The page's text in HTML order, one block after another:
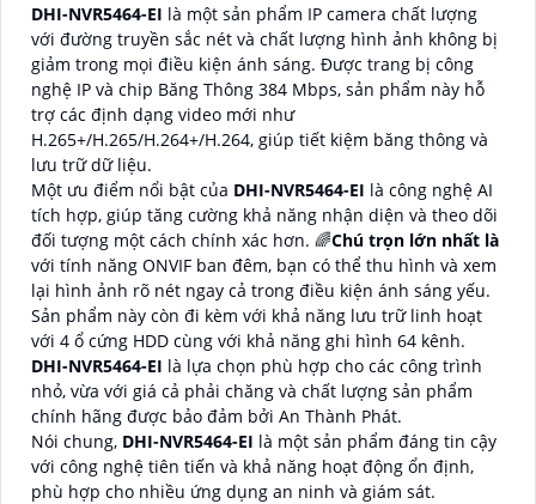
DHI-NVR5464-EI là một sản phẩm IP camera chất lượng
với đường truyền sắc nét và chất lượng hình ảnh không bị
giảm trong mọi điều kiện ánh sáng. Được trang bị công
nghệ IP và chip Băng Thông 384 Mbps, sản phẩm này hỗ
trợ các định dạng video mới như
H.265+/H.265/H.264+/H.264, giúp tiết kiệm băng thông và
lưu trữ dữ liệu.
Một ưu điểm nổi bật của DHI-NVR5464-EI là công nghệ AI
tích hợp, giúp tăng cường khả năng nhận diện và theo dõi
đối tượng một cách chính xác hơn. 🌈Chú trọn lớn nhất là
với tính năng ONVIF ban đêm, bạn có thể thu hình và xem
lại hình ảnh rõ nét ngay cả trong điều kiện ánh sáng yếu.
Sản phẩm này còn đi kèm với khả năng lưu trữ linh hoạt
với 4 ổ cứng HDD cùng với khả năng ghi hình 64 kênh.
DHI-NVR5464-EI là lựa chọn phù hợp cho các công trình
nhỏ, vừa với giá cả phải chăng và chất lượng sản phẩm
chính hãng được bảo đảm bởi An Thành Phát.
Nói chung, DHI-NVR5464-EI là một sản phẩm đáng tin cậy
với công nghệ tiên tiến và khả năng hoạt động ổn định,
phù hợp cho nhiều ứng dụng an ninh và giám sát.